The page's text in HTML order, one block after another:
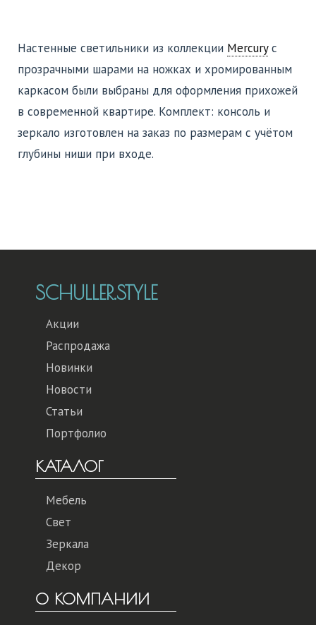
Настенные светильники из коллекции Mercuryс
прозрачными шарами на ножках и хромированным
каркасом были выбраны для оформления прихожей
в современной квартире. Комплект: консоль и
зеркало изготовлен на заказ по размерам с учётом
глубины ниши при входе.
SCHULLER.STYLE
Акции
Распродажа
Новинки
Новости
Статьи
Портфолио
КАТАЛОГ
Мебель
Свет
Зеркала
Декор
О КОМПАНИИ